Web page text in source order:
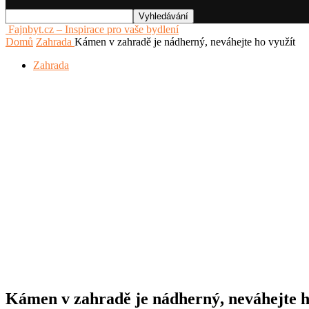
Fajnbyt.cz – Inspirace pro vaše bydlení
Domů Zahrada Kámen v zahradě je nádherný, neváhejte ho využít
Zahrada
Kámen v zahradě je nádherný, neváhejte